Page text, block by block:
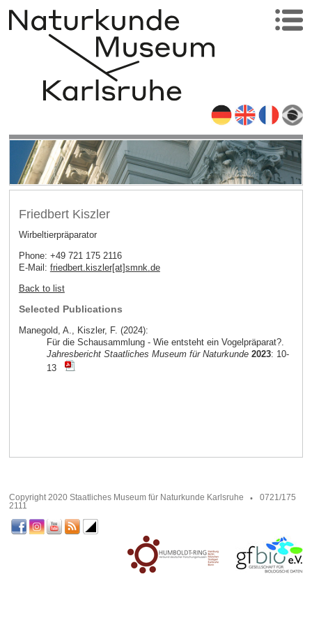
Friedbert Kiszler
Wirbeltierpräparator
Phone: +49 721 175 2116
E-Mail: friedbert.kiszler[at]smnk.de
Back to list
Selected Publications
Manegold, A., Kiszler, F. (2024):
Für die Schausammlung - Wie entsteht ein Vogelpräparat?.
Jahresbericht Staatliches Museum für Naturkunde 2023: 10-
13
Copyright 2020 Staatliches Museum für Naturkunde Karlsruhe
0721/175
2111